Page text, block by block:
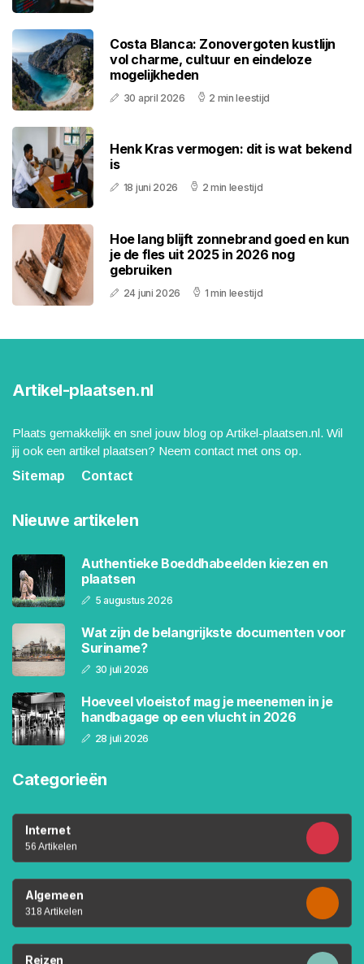
Costa Blanca: Zonovergoten kustlijn
vol charme, cultuur en eindeloze
mogelijkheden
30 april 2026 2 min leestijd
Henk Kras vermogen: dit is wat bekend
is
18 juni 2026 2 min leestijd
Hoe lang blijft zonnebrand goed en kun
je de fles uit 2025 in 2026 nog
gebruiken
24 juni 2026 1 min leestijd
Artikel-plaatsen.nl
Plaats gemakkelijk en snel jouw blog op Artikel-plaatsen.nl. Wil
jij ook een artikel plaatsen? Neem contact met ons op.
Sitemap
Contact
Nieuwe artikelen
Authentieke Boeddhabeelden kiezen en
plaatsen
5 augustus 2026
Wat zijn de belangrijkste documenten voor
Suriname?
30 juli 2026
Hoeveel vloeistof mag je meenemen in je
handbagage op een vlucht in 2026
28 juli 2026
Categorieën
Internet
56 Artikelen
Algemeen
318 Artikelen
Reizen